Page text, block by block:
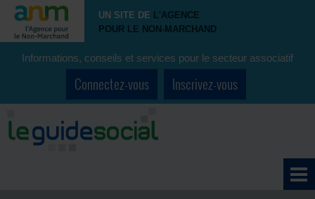
UN SITE DE L'AGENCE
POUR LE NON-MARCHAND
Informations, conseils et services pour le secteur associatif
Connectez-vous Inscrivez-vous